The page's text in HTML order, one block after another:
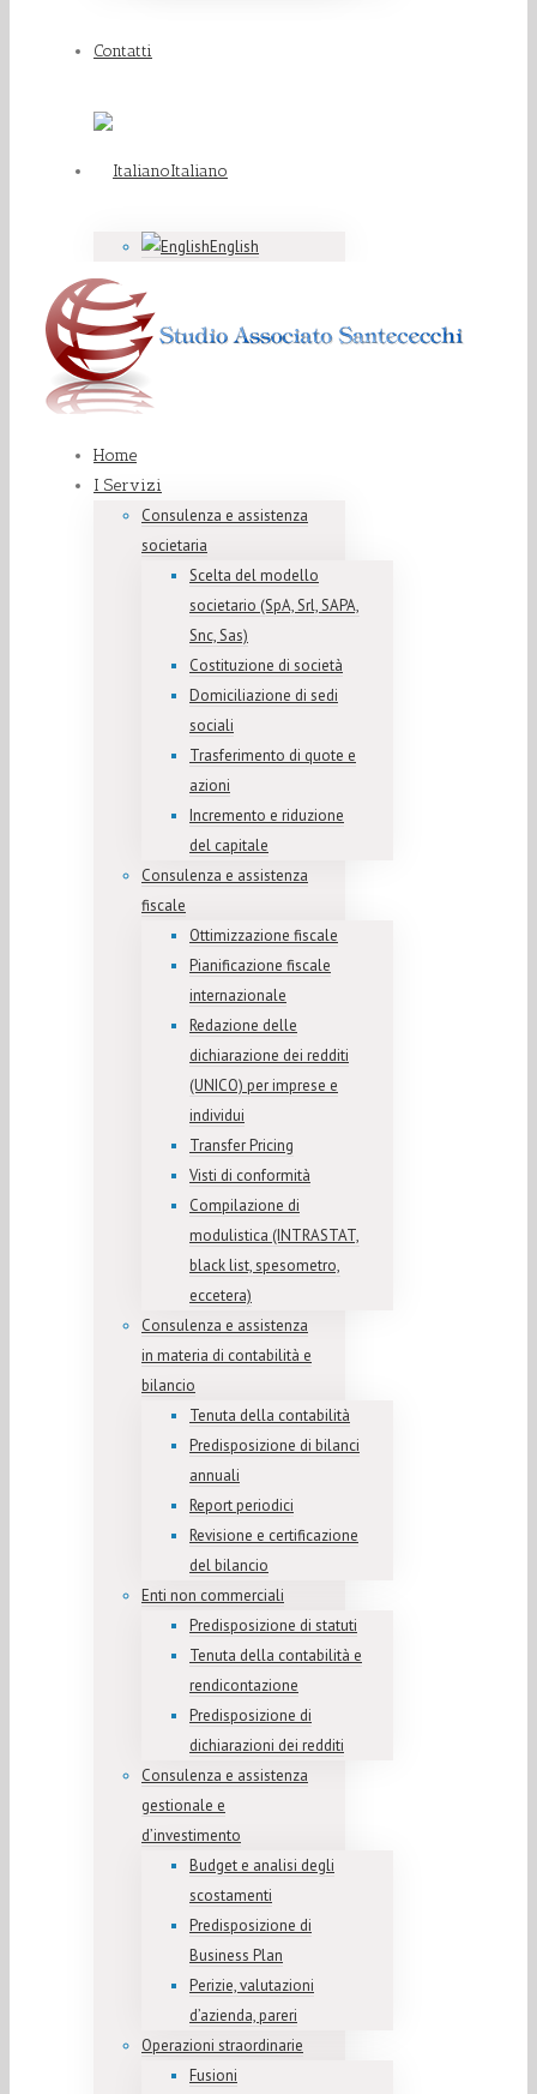
Contatti
Italiano
English
Home
I Servizi
Consulenza e assistenza
societaria
Scelta del modello
societario (SpA, Srl, SAPA,
Snc, Sas)
Costituzione di società
Domiciliazione di sedi
sociali
Trasferimento di quote e
azioni
Incremento e riduzione
del capitale
Consulenza e assistenza
fiscale
Ottimizzazione fiscale
Pianificazione fiscale
internazionale
Redazione delle
dichiarazione dei redditi
(UNICO) per imprese e
individui
Transfer Pricing
Visti di conformità
Compilazione di
modulistica (INTRASTAT,
black list, spesometro,
eccetera)
Consulenza e assistenza
in materia di contabilità e
bilancio
Tenuta della contabilità
Predisposizione di bilanci
annuali
Report periodici
Revisione e certificazione
del bilancio
Enti non commerciali
Predisposizione di statuti
Tenuta della contabilità e
rendicontazione
Predisposizione di
dichiarazioni dei redditi
Consulenza e assistenza
gestionale e
d’investimento
Budget e analisi degli
scostamenti
Predisposizione di
Business Plan
Perizie, valutazioni
d’azienda, pareri
Operazioni straordinarie
Fusioni